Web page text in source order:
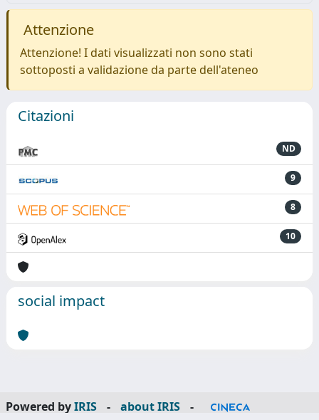
Attenzione
Attenzione! I dati visualizzati non sono stati
sottoposti a validazione da parte dell'ateneo
Citazioni
ND
9
8
10
social impact
Powered byIRIS - about IRIS
-